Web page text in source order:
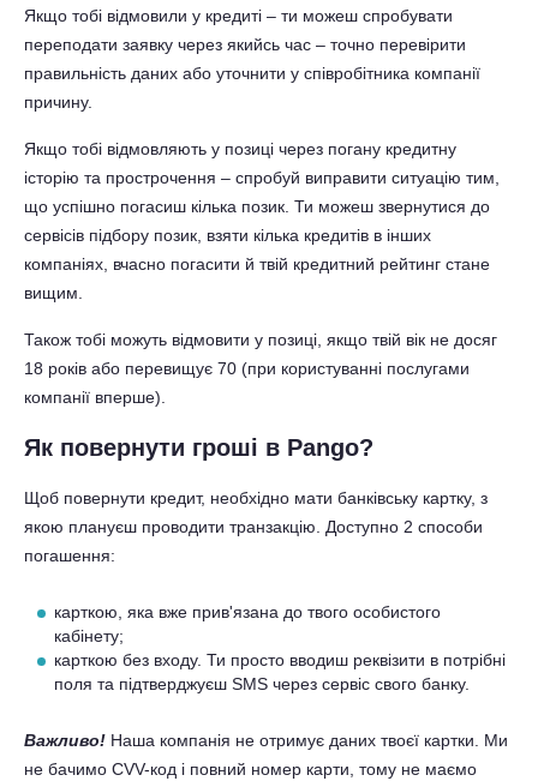
Якщо тобі відмовили у кредиті – ти можеш спробувати
переподати заявку через якийсь час – точно перевірити
правильність даних або уточнити у співробітника компанії
причину.
Якщо тобі відмовляють у позиці через погану кредитну
історію та прострочення – спробуй виправити ситуацію тим,
що успішно погасиш кілька позик. Ти можеш звернутися до
сервісів підбору позик, взяти кілька кредитів в інших
компаніях, вчасно погасити й твій кредитний рейтинг стане
вищим.
Також тобі можуть відмовити у позиці, якщо твій вік не досяг
18 років або перевищує 70 (при користуванні послугами
компанії вперше).
Як повернути гроші в Pango?
Щоб повернути кредит, необхідно мати банківську картку, з
якою плануєш проводити транзакцію. Доступно 2 способи
погашення:
карткою, яка вже прив'язана до твого особистого
кабінету;
карткою без входу. Ти просто вводиш реквізити в потрібні
поля та підтверджуєш SMS через сервіс свого банку.
Важливо! Наша компанія не отримує даних твоєї картки. Ми
не бачимо CVV-код і повний номер карти, тому не маємо